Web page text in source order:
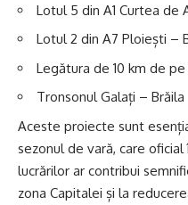
Lotul 5 din A1 Curtea de
Lotul 2 din A7 Ploiești –
Legătura de 10 km de
Tronsonul Galați – Brăila
Aceste proiecte sunt
sezonul de vară, care oficial
lucrărilor ar contribui
zona Capitalei și la